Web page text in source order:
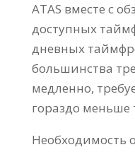
ATAS вместе с
доступных
дневных
большинства
медленно,
гораздо меньше
Необходимость